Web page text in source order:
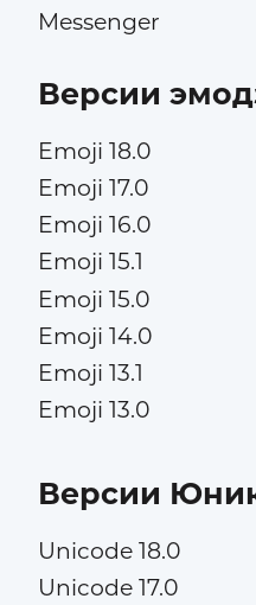
Messenger
Версии
Emoji 18.0
Emoji 17.0
Emoji 16.0
Emoji 15.1
Emoji 15.0
Emoji 14.0
Emoji 13.1
Emoji 13.0
Версии
Unicode 18.0
Unicode 17.0